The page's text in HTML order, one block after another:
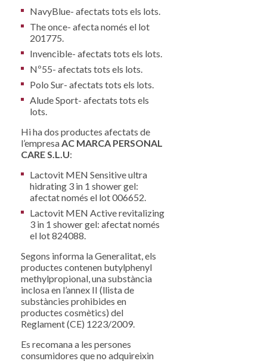
NavyBlue- afectats tots els lots.
The once- afecta només el lot
201775.
Invencible- afectats tots els lots.
Nº55- afectats tots els lots.
Polo Sur- afectats tots els lots.
Alude Sport- afectats tots els
lots.
Hi ha dos productes afectats de
l’empresaAC MARCA PERSONAL
CARE S.L.U:
Lactovit MEN Sensitive ultra
hidrating 3 in 1 shower gel:
afectat només el lot 006652.
Lactovit MEN Active revitalizing
3 in 1 shower gel: afectat només
el lot 824088.
Segons informa la Generalitat, els
productes contenen butylphenyl
methylpropional, una substància
inclosa en l’annex II (llista de
substàncies prohibides en
productes cosmètics) del
Reglament (CE) 1223/2009.
Es recomana a les persones
consumidores que no adquireixin